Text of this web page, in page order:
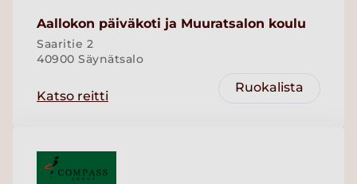
Aallokon päiväkoti ja Muuratsalon koulu
Saaritie 2
40900 Säynätsalo
Katso reitti
Ruokalista